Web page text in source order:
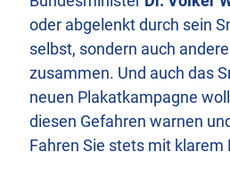
oder abgelenkt durch sein
selbst, sondern auch
zusammen. Und auch das
neuen Plakatkampagne
diesen Gefahren warnen
Fahren Sie stets mit klarem